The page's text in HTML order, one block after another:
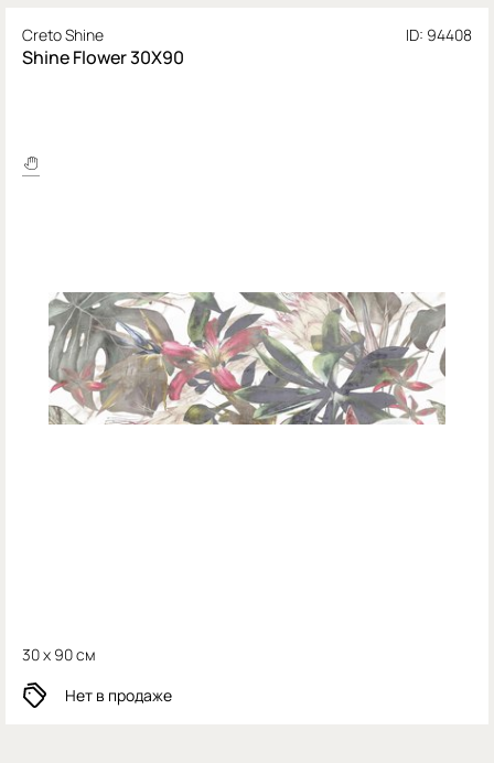
Creto Shine ID: 94408
Shine Flower 30X90
30 x 90 см
Нет в продаже